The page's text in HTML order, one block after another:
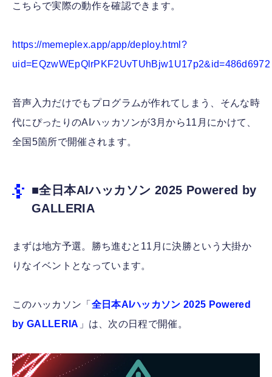
こちらで実際の動作を確認できます。
https://memeplex.app/app/deploy.html?
uid=EQzwWEpQlrPKF2UvTUhBjw1U17p2&id=486d6972
音声入力だけでもプログラムが作れてしまう、そんな時
代にぴったりのAIハッカソンが3月から11月にかけて、
全国5箇所で開催されます。
■全日本AIハッカソン 2025 Powered by
GALLERIA
まずは地方予選。勝ち進むと11月に決勝という大掛か
りなイベントとなっています。
このハッカソン「 全日本AIハッカソン 2025 Powered
by GALLERIA 」は、次の日程で開催。